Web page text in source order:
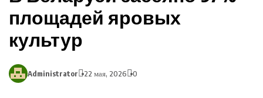
площадей яровых
культур
Administrator 22 мая, 2026 0